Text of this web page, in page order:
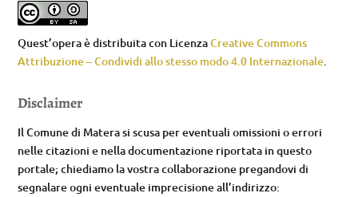
Quest’opera è distribuita con LicenzaCreative Commons
Attribuzione – Condividi allo stesso modo 4.0 Internazionale.
Disclaimer
Il Comune di Matera si scusa per eventuali omissioni o errori
nelle citazioni e nella documentazione riportata in questo
portale; chiediamo la vostra collaborazione pregandovi di
segnalare ogni eventuale imprecisione all’indirizzo: